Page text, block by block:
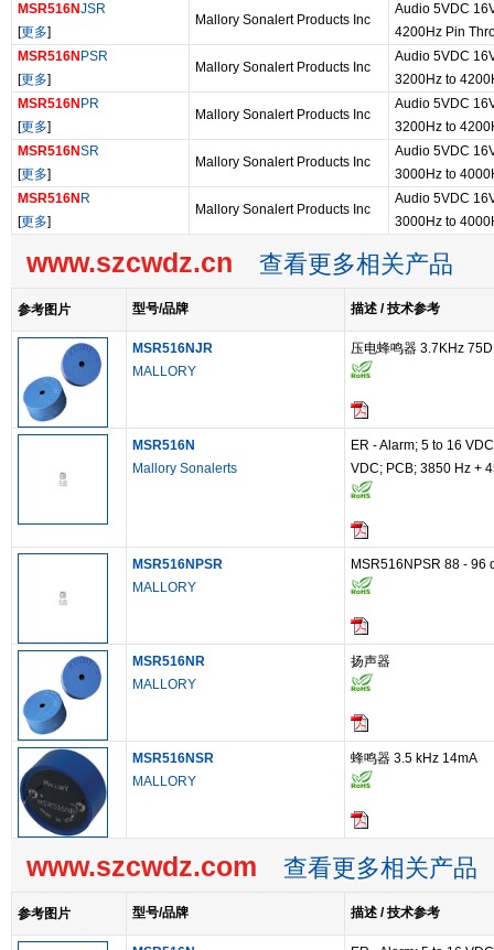
MSR516NJSR
[更多]
Mallory Sonalert Products Inc
Audio 5VDC
4200Hz Pin
MSR516N PSR
[更多]
Mallory Sonalert Products Inc
Audio 5VDC
3200Hz to
MSR516N PR
[更多]
Mallory Sonalert Products Inc
Audio 5VDC
3200Hz to
MSR516NSR
[更多]
Mallory Sonalert Products Inc
Audio 5VDC
3000Hz to
MSR516N R
[更多]
Mallory Sonalert Products Inc
Audio 5VDC
3000Hz to
www.szcwdz.cn 查看更多相关产品
参考图片 型号/品牌 描述 / 技术参考
MSR516NJR
MALLORY
压电蜂鸣器 3.7KHz
MSR516N
Mallory Sonalerts
ER - Alarm; 5 to 16
VDC; PCB; 3850 Hz +
MSR516NPSR
MALLORY
MSR516NPSR 88 - 96
MSR516NR
MALLORY
扬声器
MSR516NSR
MALLORY
蜂鸣器 3.5 kHz 14mA
www.szcwdz.com 查看更多相关产品
参考图片 型号/品牌 描述 / 技术参考